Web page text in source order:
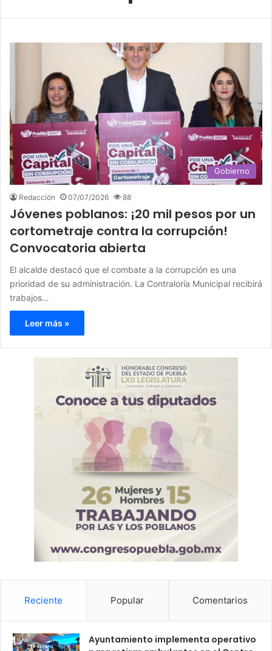
Gobierno
Redacción 07/07/2026 88
Jóvenes poblanos: ¡20 mil pesos por un
cortometraje contra la corrupción!
Convocatoria abierta
El alcalde destacó que el combate a la corrupción es una
prioridad de su administración. La Contraloría Municipal recibirá
trabajos…
Leer más »
Reciente Popular Comentarios
Ayuntamiento implementa operativo